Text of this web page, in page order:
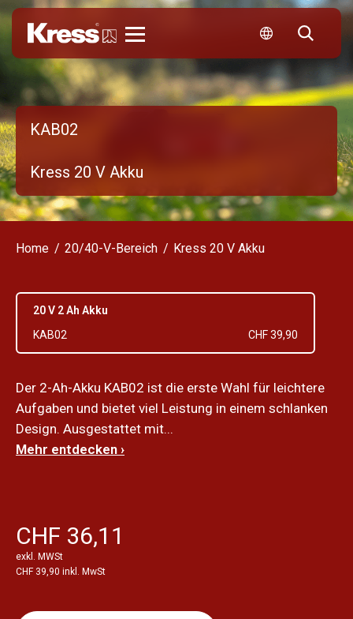
KAB02
Kress 20 V Akku
Home 20/40-V-Bereich Kress 20 V Akku
20 V 2 Ah Akku
KAB02
CHF 39,90
Der 2-Ah-Akku KAB02 ist die erste Wahl für leichtere
Aufgaben und bietet viel Leistung in einem schlanken
Design. Ausgestattet mit...
Mehr entdecken ›
CHF 36,11
exkl. MWSt
CHF 39,90 inkl. MwSt